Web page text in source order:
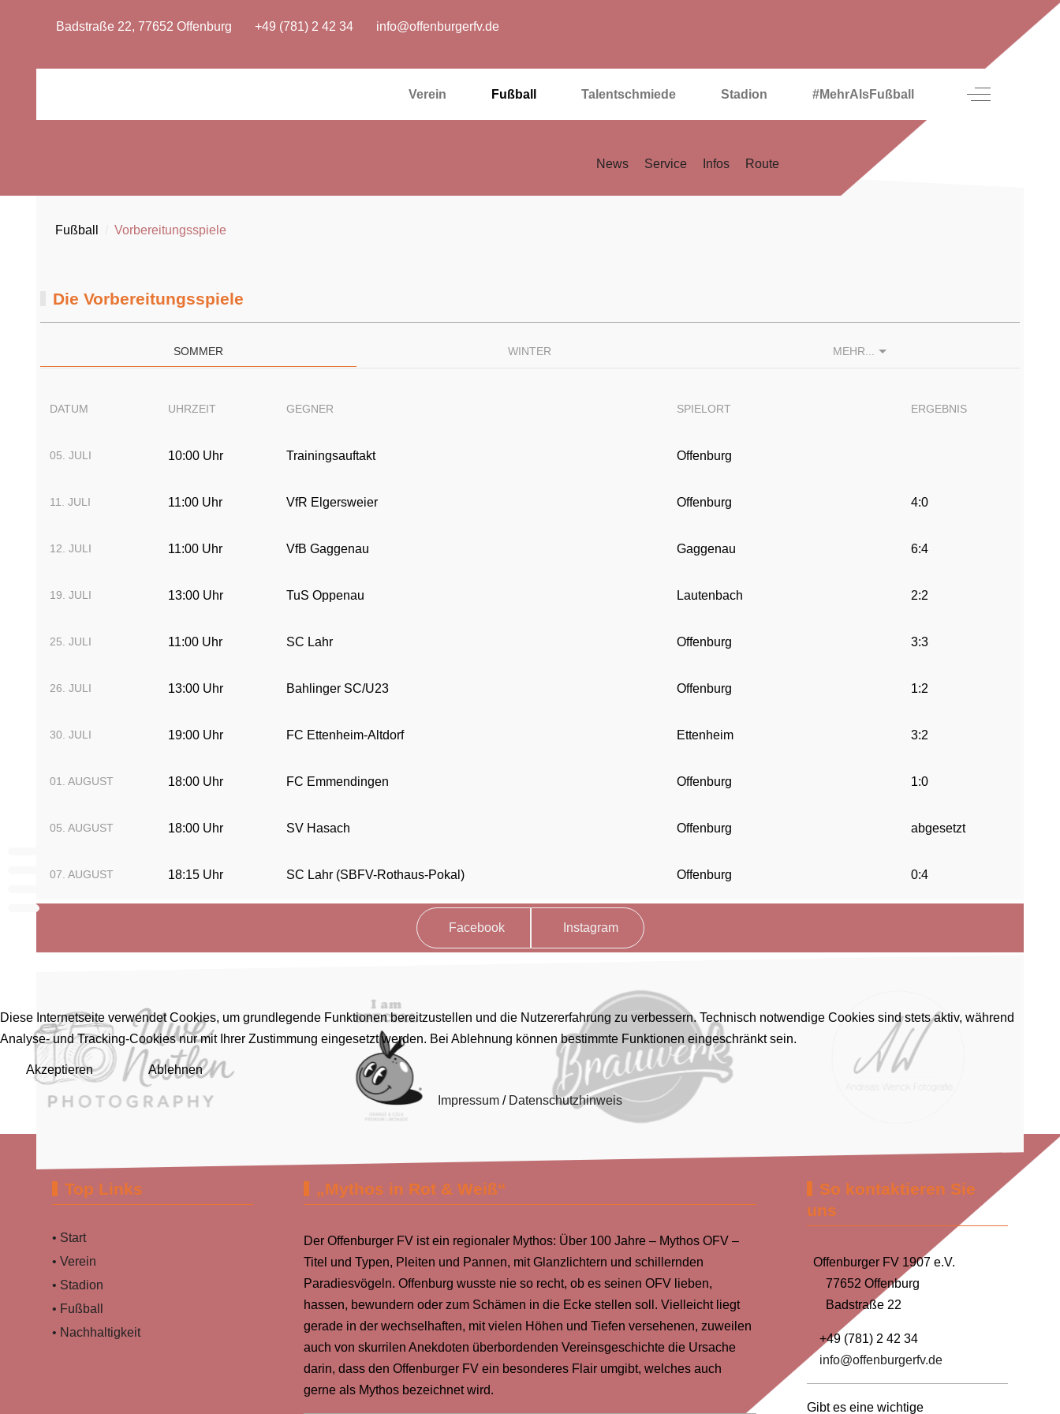
Badstraße 22, 77652 Offenburg +49 (781) 2 42 34 info@offenburgerfv.de
Verein Fußball Talentschmiede Stadion #MehrAlsFußball Off-Canvas
News Service Infos Route
Fußball Vorbereitungsspiele
Die Vorbereitungsspiele
SOMMER WINTER MEHR...
DATUM UHRZEIT GEGNER SPIELORT ERGEBNIS
05. JULI 10:00 Uhr Trainingsauftakt Offenburg
11. JULI 11:00 Uhr VfR Elgersweier Offenburg 4:0
12. JULI 11:00 Uhr VfB Gaggenau Gaggenau 6:4
19. JULI 13:00 Uhr TuS Oppenau Lautenbach 2:2
25. JULI 11:00 Uhr SC Lahr Offenburg 3:3
26. JULI 13:00 Uhr Bahlinger SC/U23 Offenburg 1:2
30. JULI 19:00 Uhr FC Ettenheim-Altdorf Ettenheim 3:2
01. AUGUST 18:00 Uhr FC Emmendingen Offenburg 1:0
05. AUGUST 18:00 Uhr SV Hasach Offenburg abgesetzt
07. AUGUST 18:15 Uhr SC Lahr (SBFV-Rothaus-Pokal) Offenburg 0:4
Facebook Instagram
Top Links
• Start
• Verein
• Stadion
• Fußball
• Nachhaltigkeit
„Mythos in Rot & Weiß“
Der Offenburger FV ist ein regionaler Mythos: Über 100 Jahre – Mythos OFV –
Titel und Typen, Pleiten und Pannen, mit Glanzlichtern und schillernden
Paradiesvögeln. Offenburg wusste nie so recht, ob es seinen OFV lieben,
hassen, bewundern oder zum Schämen in die Ecke stellen soll. Vielleicht liegt
gerade in der wechselhaften, mit vielen Höhen und Tiefen versehenen, zuweilen
auch von skurrilen Anekdoten überbordenden Vereinsgeschichte die Ursache
darin, dass den Offenburger FV ein besonderes Flair umgibt, welches auch
gerne als Mythos bezeichnet wird.
So kontaktieren Sie
uns
Offenburger FV 1907 e.V.
77652 Offenburg
Badstraße 22
+49 (781) 2 42 34
info@offenburgerfv.de
Gibt es eine wichtige
Diese Internetseite verwendet Cookies, um grundlegende Funktionen bereitzustellen und die Nutzererfahrung zu verbessern. Technisch notwendige Cookies sind stets aktiv, während
Analyse- und Tracking-Cookies nur mit Ihrer Zustimmung eingesetzt werden. Bei Ablehnung können bestimmte Funktionen eingeschränkt sein.
Akzeptieren Ablehnen
Impressum / Datenschutzhinweis